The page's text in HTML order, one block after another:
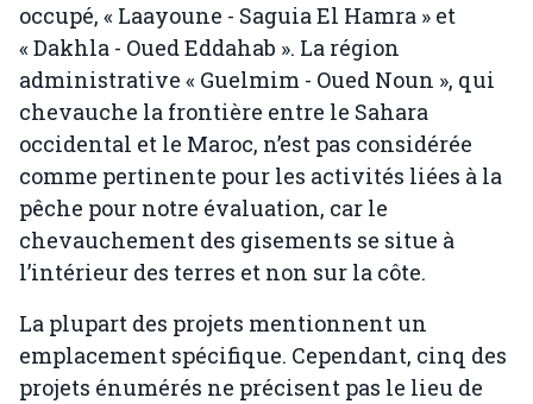
occupé, « Laayoune - Saguia El Hamra » et
« Dakhla - Oued Eddahab ». La région
administrative « Guelmim - Oued Noun », qui
chevauche la frontière entre le Sahara
occidental et le Maroc, n’est pas considérée
comme pertinente pour les activités liées à la
pêche pour notre évaluation, car le
chevauchement des gisements se situe à
l’intérieur des terres et non sur la côte.
La plupart des projets mentionnent un
emplacement spécifique. Cependant, cinq des
projets énumérés ne précisent pas le lieu de